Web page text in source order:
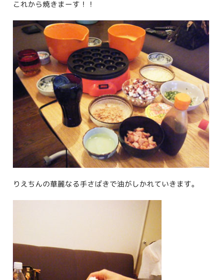
これから焼きまーす！！
りえちんの華麗なる手さばきで油がしかれていきます。